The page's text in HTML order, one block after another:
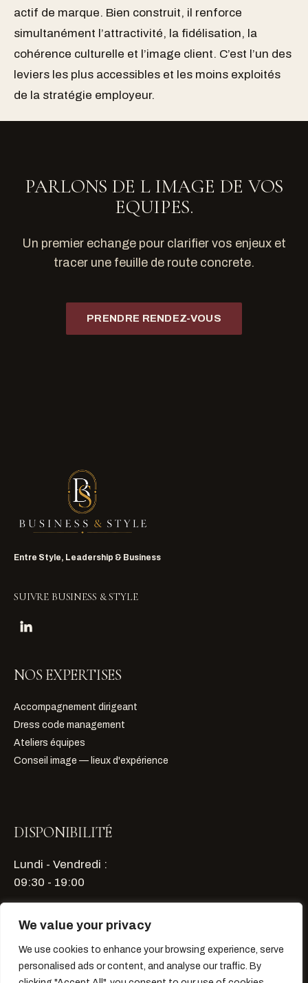
We value your privacy
We use cookies to enhance your browsing experience, serve
personalised ads or content, and analyse our traffic. By
actif de marque. Bien construit, il renforce
simultanément l’attractivité, la fidélisation, la
cohérence culturelle et l’image client. C’est l’un des
leviers les plus accessibles et les moins exploités
de la stratégie employeur.
PARLONS DE L IMAGE DE VOS
EQUIPES.
Un premier echange pour clarifier vos enjeux et
tracer une feuille de route concrete.
PRENDRE RENDEZ-VOUS
Entre Style, Leadership & Business
SUIVRE BUSINESS & STYLE
NOS EXPERTISES
Accompagnement dirigeant
Dress code management
Ateliers équipes
Conseil image — lieux d'expérience
DISPONIBILITÉ
Lundi - Vendredi :
09:30 - 19:00
Planifier un échange